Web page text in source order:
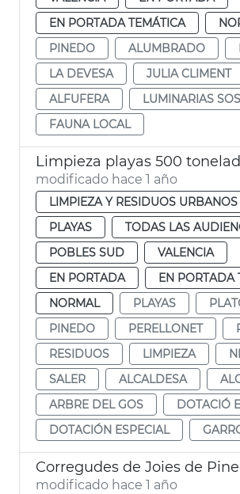
EN PORTADA TEMÁTICA
PINEDO
ALUMBRADO
LA DEVESA
JULIA CLIMENT
ALFUFERA
LUMINARIAS
FAUNA LOCAL
Limpieza playas 500
modificado hace 1 año
LIMPIEZA Y RESIDUOS URBANOS
PLAYAS
TODAS LAS
POBLES SUD
VALENCIA
EN PORTADA
EN PORTADA
NORMAL
PLAYAS
PINEDO
PERELLONET
RESIDUOS
LIMPIEZA
SALER
ALCALDESA
ARBRE DEL GOS
DOTACIÓ
DOTACIÓN ESPECIAL
Corregudes de Joies de
modificado hace 1 año